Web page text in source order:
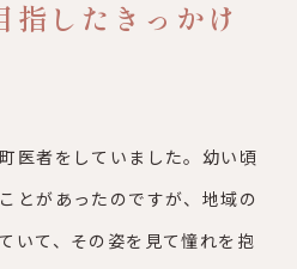
指したきっかけ
医者をしていました。幼い頃
とがあったのですが、地域の
いて、その姿を見て憧れを抱